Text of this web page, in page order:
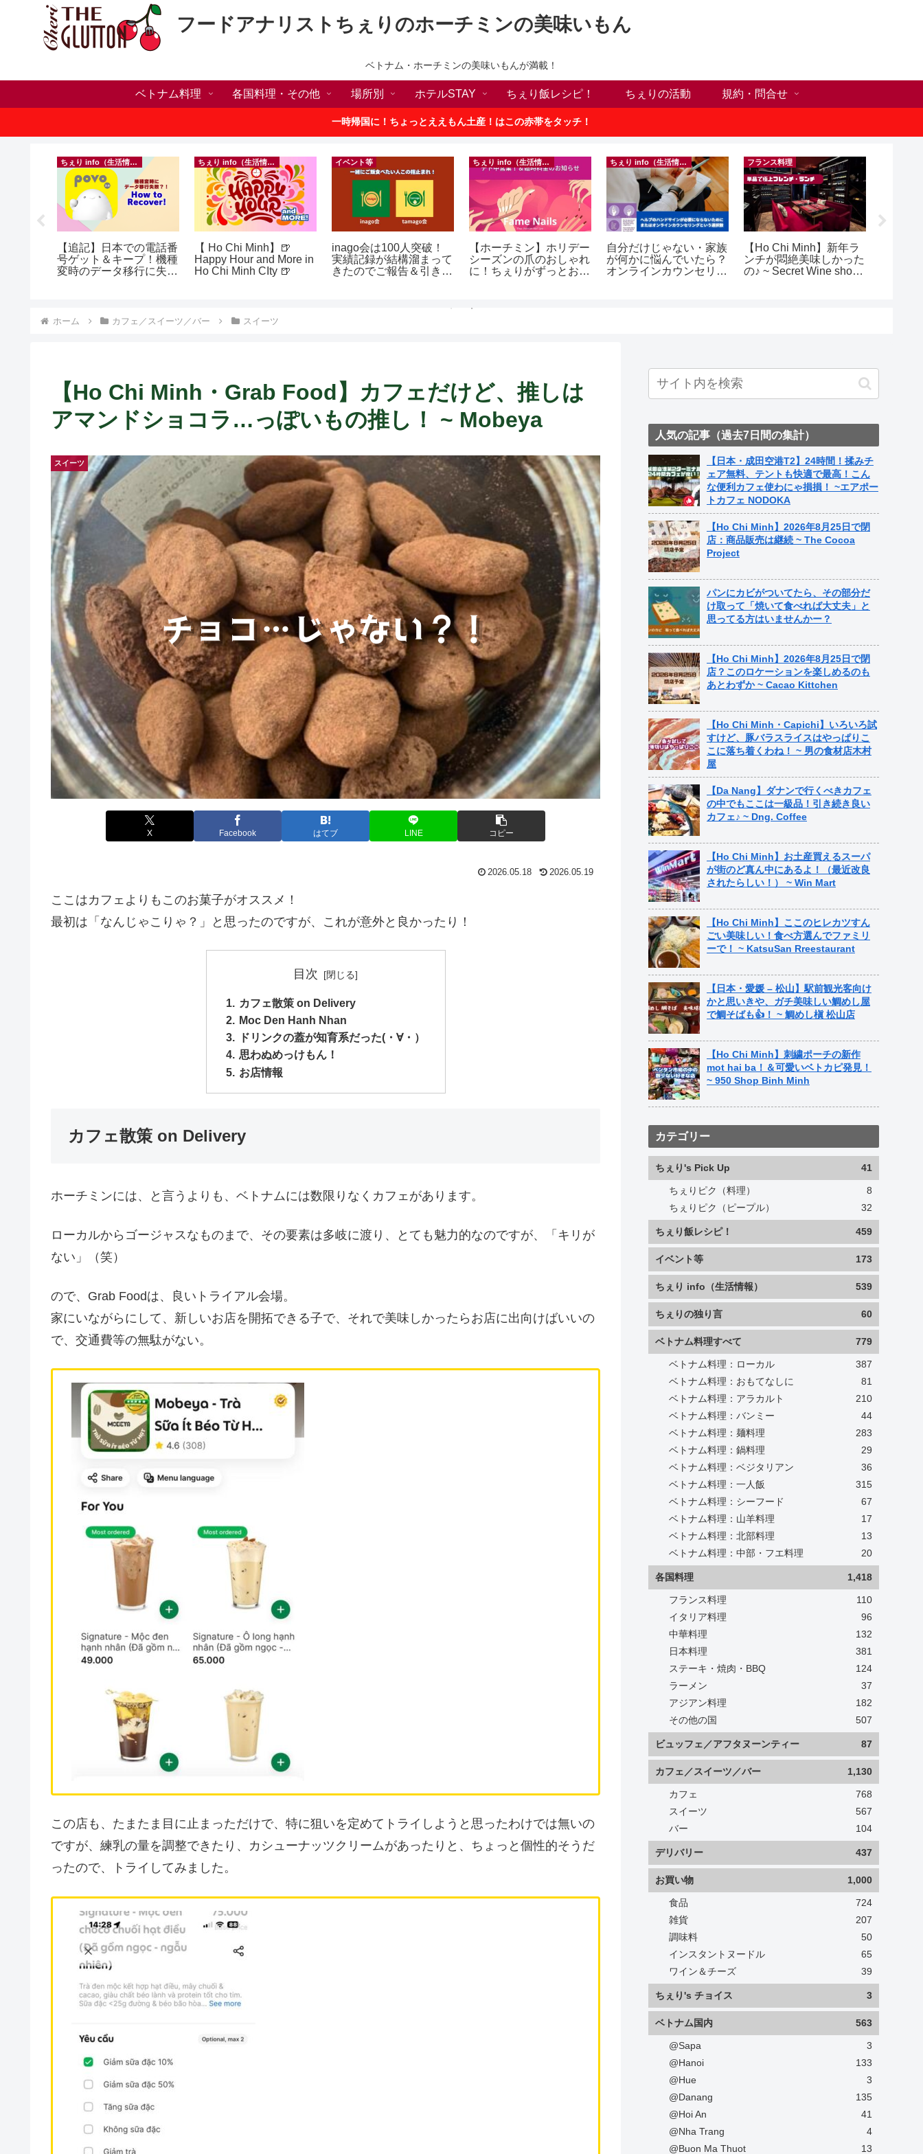
フードアナリストちぇりのホーチミンの美味いもん
ベトナム・ホーチミンの美味いもんが満載！
ベトナム料理 各国料理・その他 場所別 ホテルSTAY ちぇり飯レシピ！ ちぇりの活動 規約・問合せ
一時帰国に！ちょっとええもん土産！はこの赤帯をタッチ！
ちぇり info（生活情報）
【追記】日本での電話番
号ゲット＆キープ！機種
変時のデータ移行に失敗
ちぇり info（生活情報）
【 Ho Chi Minh】🍺
Happy Hour and More in
Ho Chi Minh CIty 🍺
イベント等
inago会は100人突破！
実績記録が結構溜まって
きたのでご報告＆引き続
ちぇり info（生活情報）
【ホーチミン】ホリデー
シーズンの爪のおしゃれ
に！ちぇりがずっとお世
（テト前不適用期間&テ
ちぇり info（生活情報）
自分だけじゃない・家族
が何かに悩んでいたら？
オンラインカウンセリン
フランス料理
【Ho Chi Minh】新年ラ
ンチが悶絶美味しかった
の♪ ~ Secret Wine shop
ホーム カフェ／スイーツ／バー スイーツ
【Ho Chi Minh・Grab Food】カフェだけど、推しは
アマンドショコラ…っぽいもの推し！ ~ Mobeya
スイーツ
X Facebook はてブ LINE コピー
2026.05.18 2026.05.19
ここはカフェよりもこのお菓子がオススメ！
最初は「なんじゃこりゃ？」と思ったのですが、これが意外と良かったり！
目次
カフェ散策 on Delivery
Moc Den Hanh Nhan
ドリンクの蓋が知育系だった(・∀・）
思わぬめっけもん！
お店情報
カフェ散策 on Delivery
ホーチミンには、と言うよりも、ベトナムには数限りなくカフェがあります。
ローカルからゴージャスなものまで、その要素は多岐に渡り、とても魅力的なのですが、「キリが
ない」（笑）
ので、Grab Foodは、良いトライアル会場。
家にいながらにして、新しいお店を開拓できる子で、それで美味しかったらお店に出向けばいいの
で、交通費等の無駄がない。
この店も、たまたま目に止まっただけで、特に狙いを定めてトライしようと思ったわけでは無いの
ですが、練乳の量を調整できたり、カシューナッツクリームがあったりと、ちょっと個性的そうだ
ったので、トライしてみました。
人気の記事（過去7日間の集計）
【日本・成田空港T2】24時間！揉みチ
ェア無料、テントも快適で最高！こん
な便利カフェ使わにゃ損損！ ~エアポー
トカフェ NODOKA
【Ho Chi Minh】2026年8月25日で閉
店：商品販売は継続 ~ The Cocoa
Project
パンにカビがついてたら、その部分だ
け取って「焼いて食べれば大丈夫」と
思ってる方はいませんかー？
【Ho Chi Minh】2026年8月25日で閉
店？このロケーションを楽しめるのも
あとわずか ~ Cacao Kittchen
【Ho Chi Minh・Capichi】いろいろ試
すけど、豚バラスライスはやっぱりこ
こに落ち着くわね！ ~ 男の食材店木村
屋
【Da Nang】ダナンで行くべきカフェ
の中でもここは一級品！引き続き良い
カフェ♪ ~ Dng. Coffee
【Ho Chi Minh】お土産買えるスーパ
が街のど真ん中にあるよ！（最近改良
されたらしい！） ~ Win Mart
【Ho Chi Minh】ここのヒレカツすん
ごい美味しい！食べ方選んでファミリ
ーで！ ~ KatsuSan Rreestaurant
【日本・愛媛 – 松山】駅前観光客向け
かと思いきや、ガチ美味しい鯛めし屋
で鯛そばも👍！ ~ 鯛めし槇 松山店
【Ho Chi Minh】刺繍ポーチの新作
mot hai ba！＆可愛いベトカピ発見！
~ 950 Shop Binh Minh
カテゴリー
ちぇり's Pick Up 41
ちぇりピク（料理）
8
ちぇりピク（ピープル）
32
ちぇり飯レシピ！ 459
イベント等 173
ちぇり info（生活情報） 539
ちぇりの独り言 60
ベトナム料理すべて 779
ベトナム料理：ローカル
387
ベトナム料理：おもてなしに
81
ベトナム料理：アラカルト
210
ベトナム料理：バンミー
44
ベトナム料理：麺料理
283
ベトナム料理：鍋料理
29
ベトナム料理：ベジタリアン
36
ベトナム料理：一人飯
315
ベトナム料理：シーフード
67
ベトナム料理：山羊料理
17
ベトナム料理：北部料理
13
ベトナム料理：中部・フエ料理
20
各国料理 1,418
フランス料理
110
イタリア料理
96
中華料理
132
日本料理
381
ステーキ・焼肉・BBQ
124
ラーメン
37
アジアン料理
182
その他の国
507
ビュッフェ／アフタヌーンティー 87
カフェ／スイーツ／バー 1,130
カフェ
768
スイーツ
567
バー
104
デリバリー 437
お買い物 1,000
食品
724
雑貨
207
調味料
50
インスタントヌードル
65
ワイン＆チーズ
39
ちぇり's チョイス 3
ベトナム国内 563
@Sapa
3
@Hanoi
133
@Hue
3
@Danang
135
@Hoi An
41
@Nha Trang
4
@Buon Ma Thuot
13